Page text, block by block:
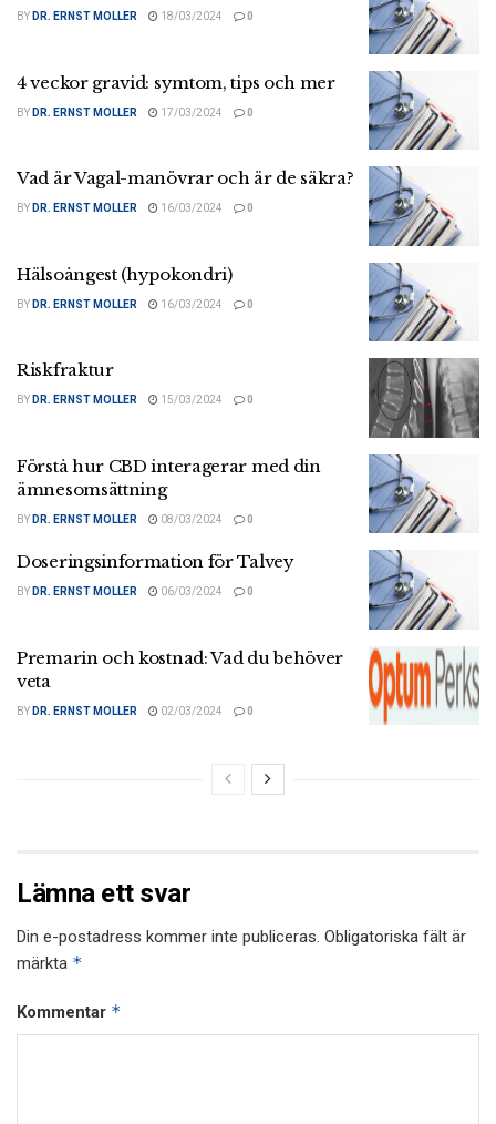
BY DR. ERNST MOLLER 18/03/2024 0
4 veckor gravid: symtom, tips och mer
BY DR. ERNST MOLLER 17/03/2024 0
Vad är Vagal-manövrar och är de säkra?
BY DR. ERNST MOLLER 16/03/2024 0
Hälsoångest (hypokondri)
BY DR. ERNST MOLLER 16/03/2024 0
Riskfraktur
BY DR. ERNST MOLLER 15/03/2024 0
Förstå hur CBD interagerar med din
ämnesomsättning
BY DR. ERNST MOLLER 08/03/2024 0
Doseringsinformation för Talvey
BY DR. ERNST MOLLER 06/03/2024 0
Premarin och kostnad: Vad du behöver
veta
BY DR. ERNST MOLLER 02/03/2024 0
Lämna ett svar
Din e-postadress kommer inte publiceras. Obligatoriska fält är
märkta *
Kommentar *